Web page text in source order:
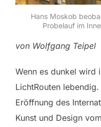
Hans Moskob
Probelauf im
von Wolfgang Teipel
Wenn es dunkel wird
LichtRouten
Eröffnung des
Kunst und Design